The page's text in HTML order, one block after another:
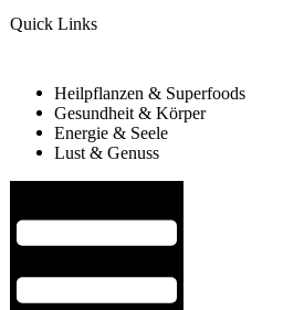
Quick Links
Heilpflanzen & Superfoods
Gesundheit & Körper
Energie & Seele
Lust & Genuss